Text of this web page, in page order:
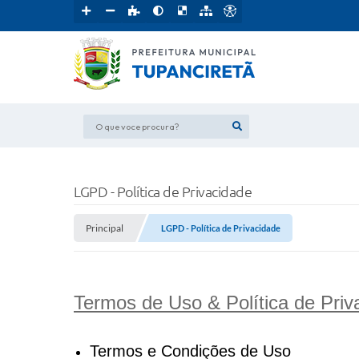
O que voce procura?
LGPD - Política de Privacidade
Principal LGPD - Política de Privacidade
Termos de Uso & Política de
Termos e Condições de Uso